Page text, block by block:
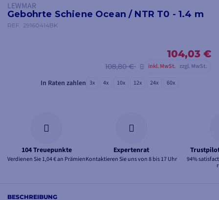
LEWMAR
Gebohrte Schiene Ocean / NTR T0 - 1.4 m
REF. 29160414BK
104,03 €
108,80 € inkl. MwSt. zzgl. MwSt.
In Raten zahlen 3x 4x 10x 12x 24x 60x
104 Treuepunkte
Verdienen Sie 1,04 € an Prämien
Expertenrat
Kontaktieren Sie uns von 8 bis 17 Uhr 94%
BESCHREIBUNG